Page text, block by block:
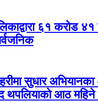
६१ करोड
सुधार अभियानका
थपलियाको आठ महिने